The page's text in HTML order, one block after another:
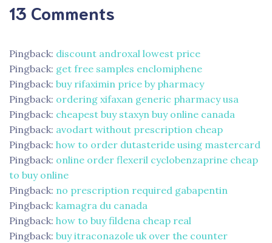
13 Comments
Pingback: discount androxal lowest price
Pingback: get free samples enclomiphene
Pingback: buy rifaximin price by pharmacy
Pingback: ordering xifaxan generic pharmacy usa
Pingback: cheapest buy staxyn buy online canada
Pingback: avodart without prescription cheap
Pingback: how to order dutasteride using mastercard
Pingback: online order flexeril cyclobenzaprine cheap
to buy online
Pingback: no prescription required gabapentin
Pingback: kamagra du canada
Pingback: how to buy fildena cheap real
Pingback: buy itraconazole uk over the counter